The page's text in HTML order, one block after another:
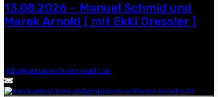
13.08.2026 – Manuel Schmid und
Marek Arnold ( mit Ekki Dressler )
info@oesterreich-am-markt.de